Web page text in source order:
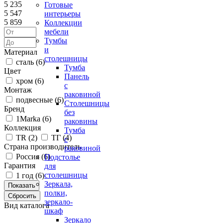
Готовые
интерьеры
Коллекции
мебели
Тумбы
и
столешницы
Тумба
Панель
с
раковиной
Столешницы
без
раковины
Тумба
с
раковиной
Подстолье
для
столешницы
Зеркала,
полки,
зеркало-
шкаф
Зеркало
5 235
5 547
5 859
Материал
сталь (6)
Цвет
хром (6)
Монтаж
подвесные (6)
Бренд
1Marka (6)
Коллекция
ТR (2) ТГ (4)
Страна производитель
Россия (6)
Гарантия
1 год (6)
Вид каталога